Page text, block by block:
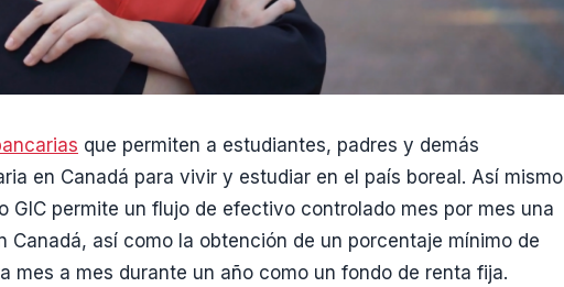
que permiten a estudiantes, padres y demás
en Canadá para vivir y estudiar en el país boreal. Así mismo
GIC permite un flujo de efectivo controlado mes por mes una
Canadá, así como la obtención de un porcentaje mínimo de
mes a mes durante un año como un fondo de renta fija.